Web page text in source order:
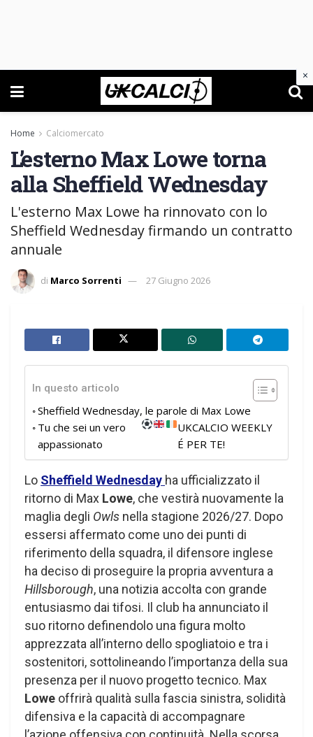
Home Calciomercato
L’esterno Max Lowe torna
alla Sheffield Wednesday
L'esterno Max Lowe ha rinnovato con lo
Sheffield Wednesday firmando un contratto
annuale
di Marco Sorrenti 27 Giugno 2026
In questo articolo
Sheffield Wednesday, le parole di Max Lowe
Tu che sei un vero
appassionato
UKCALCIO WEEKLY
É PER TE!
Lo Sheffield Wednesday ha ufficializzato il
ritorno di Max Lowe, che vestirà nuovamente la
maglia degli Owls nella stagione 2026/27. Dopo
essersi affermato come uno dei punti di
riferimento della squadra, il difensore inglese
ha deciso di proseguire la propria avventura a
Hillsborough, una notizia accolta con grande
entusiasmo dai tifosi. Il club ha annunciato il
suo ritorno definendolo una figura molto
apprezzata all’interno dello spogliatoio e tra i
sostenitori, sottolineando l’importanza della sua
presenza per il nuovo progetto tecnico. Max
Lowe offrirà qualità sulla fascia sinistra, solidità
difensiva e la capacità di accompagnare
×